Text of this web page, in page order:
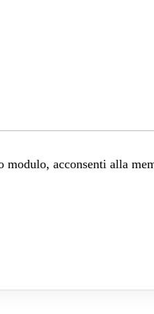
modulo, acconsenti alla